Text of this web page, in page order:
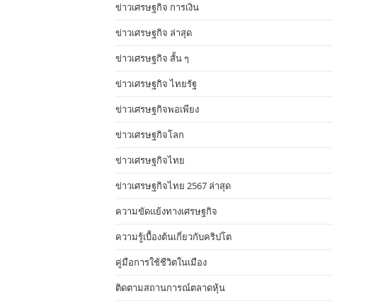
ข่าวเศรษฐกิจ การเงิน
ข่าวเศรษฐกิจ ล่าสุด
ข่าวเศรษฐกิจ สั้น ๆ
ข่าวเศรษฐกิจ ไทยรัฐ
ข่าวเศรษฐกิจพอเพียง
ข่าวเศรษฐกิจโลก
ข่าวเศรษฐกิจไทย
ข่าวเศรษฐกิจไทย 2567 ล่าสุด
ความขัดแย้งทางเศรษฐกิจ
ความรู้เบื้องต้นเกี่ยวกับคริปโต
คู่มือการใช้ชีวิตในเมือง
ติดตามสถานการณ์ตลาดหุ้น